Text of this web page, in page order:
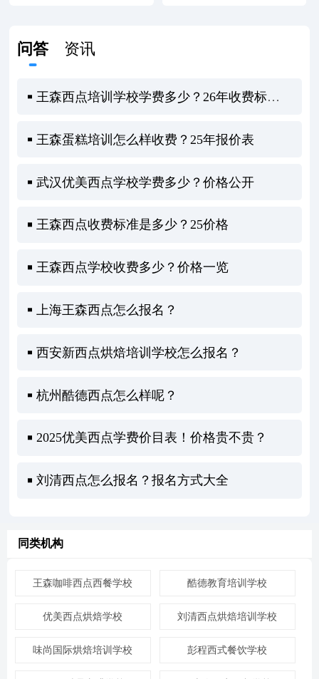
问答 资讯
王森西点培训学校学费多少？26年收费标准大揭秘！
王森蛋糕培训怎么样收费？25年报价表
武汉优美西点学校学费多少？价格公开
王森西点收费标准是多少？25价格
王森西点学校收费多少？价格一览
上海王森西点怎么报名？
西安新西点烘焙培训学校怎么报名？
杭州酷德西点怎么样呢？
2025优美西点学费价目表！价格贵不贵？
刘清西点怎么报名？报名方式大全
同类机构
王森咖啡西点西餐学校 酷德教育培训学校
优美西点烘焙学校 刘清西点烘焙培训学校
味尚国际烘焙培训学校 彭程西式餐饮学校